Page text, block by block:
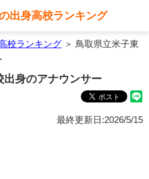
出身高校ランキング
校ランキング ＞ 鳥取県立米子東
身のアナウンサー
最終更新日:2026/5/15